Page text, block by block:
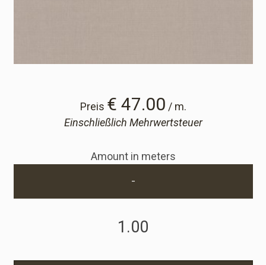
Preis € 47.00 / m.
Einschließlich Mehrwertsteuer
Amount in meters
-
Probe-Anfrage